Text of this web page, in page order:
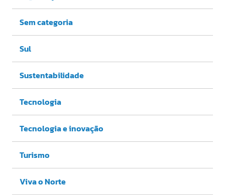
Sem categoria
Sul
Sustentabilidade
Tecnologia
Tecnologia e inovação
Turismo
Viva o Norte